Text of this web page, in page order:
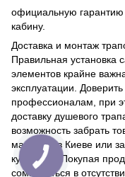
официальную гарантию
кабину.
Доставка и монтаж
Правильная установка
элементов крайне
эксплуатации.
профессионалам, при
доставку душевого
возможность забрать
магазина в Киеве или
курьером. Покупая
сомневаться в